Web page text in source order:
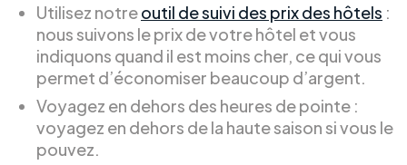
Utilisez notreoutil de suivi des prix des hôtels :
nous suivons le prix de votre hôtel et vous
indiquons quand il est moins cher, ce qui vous
permet d’économiser beaucoup d’argent.
Voyagez en dehors des heures de pointe :
voyagez en dehors de la haute saison si vous le
pouvez.